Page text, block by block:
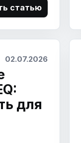
статью
02.07.2026
для